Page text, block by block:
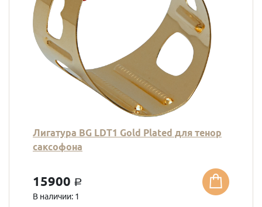
Лигатура BG LDT1 Gold Plated для тенор
саксофона
15900 a
В наличии: 1